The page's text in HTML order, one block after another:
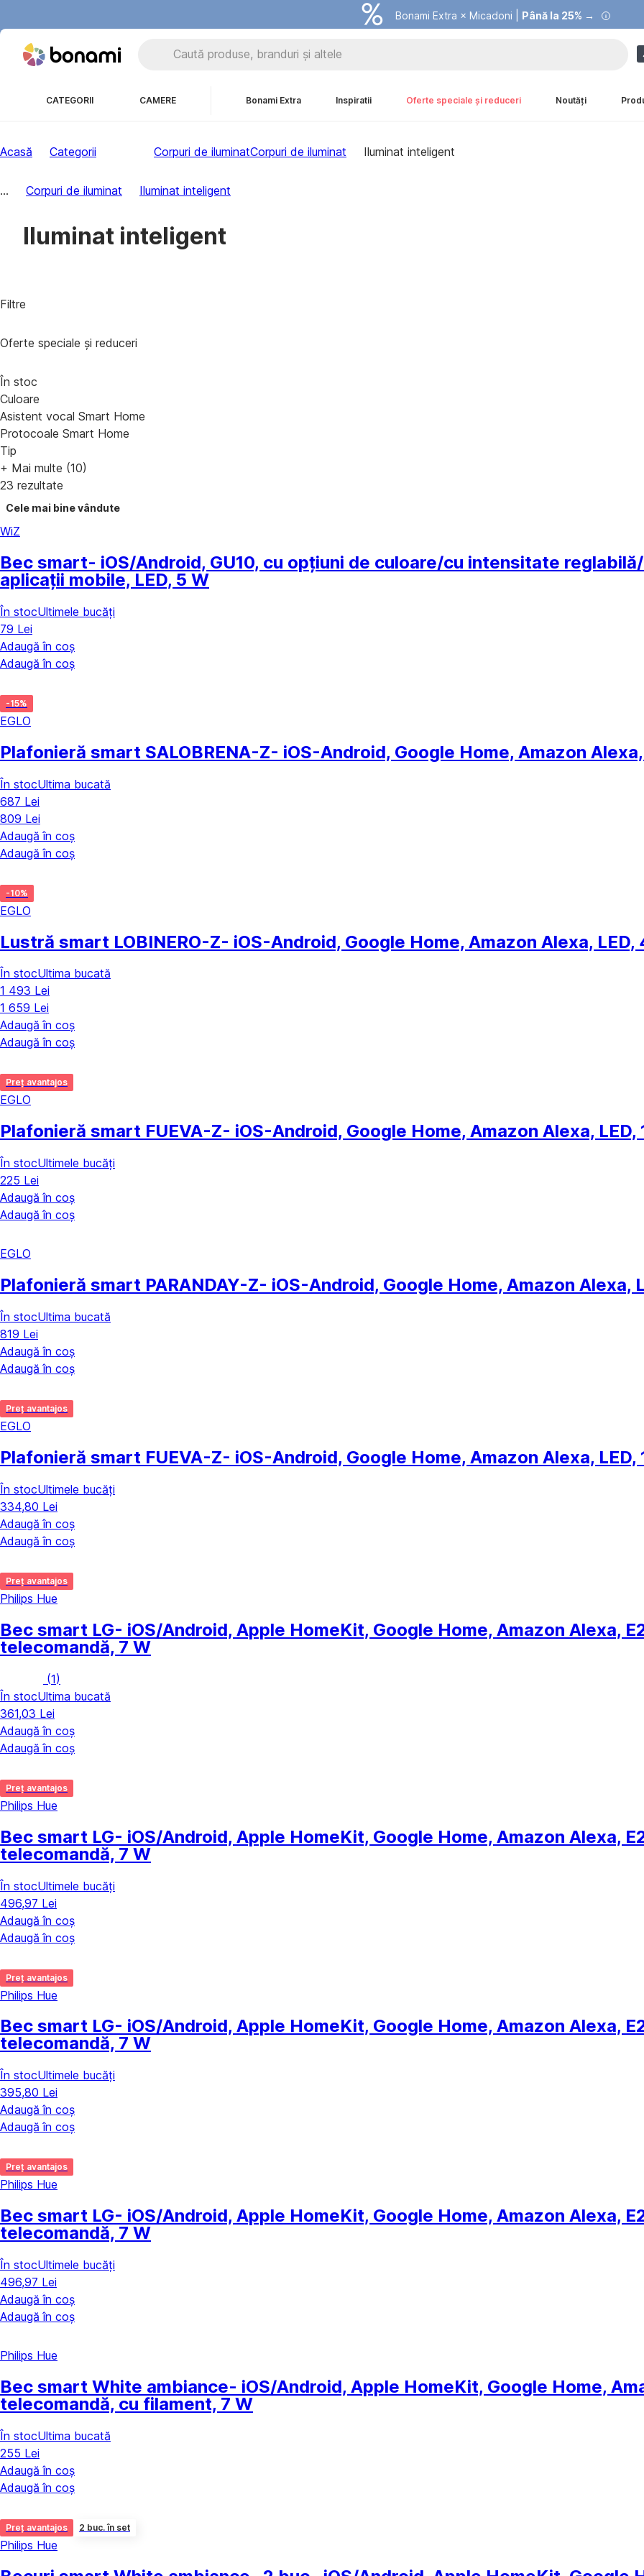
Bonami Extra × Micadoni | Până la 25% →
Summer Sale | Economisești până la 40% →
CATEGORII CAMERE Bonami Extra Inspiratii Oferte speciale și reduceri Noutăți
Acasă Categorii Corpuri de iluminatCorpuri de iluminat Iluminat inteligent
... Corpuri de iluminat Iluminat inteligent
Iluminat inteligent
Filtre
Oferte speciale și reduceri
În stoc
Culoare
Asistent vocal Smart Home
Protocoale Smart Home
Tip
+ Mai multe (10)
23 rezultate
Cele mai bine vândute
WiZ
Bec smart- iOS/Android, GU10, cu opțiuni de culoare/cu intensitate
aplicații mobile, LED, 5 W
În stocUltimele bucăți
79 Lei
Adaugă în coș
Adaugă în coș
-15%
EGLO
Plafonieră smart SALOBRENA-Z- iOS-Android, Google Home, Amazon
În stocUltima bucată
687 Lei
809 Lei
Adaugă în coș
Adaugă în coș
-10%
EGLO
Lustră smart LOBINERO-Z- iOS-Android, Google Home, Amazon Alexa, LED,
În stocUltima bucată
1 493 Lei
1 659 Lei
Adaugă în coș
Adaugă în coș
Preț avantajos
EGLO
Plafonieră smart FUEVA-Z- iOS-Android, Google Home, Amazon Alexa, LED,
În stocUltimele bucăți
225 Lei
Adaugă în coș
Adaugă în coș
EGLO
Plafonieră smart PARANDAY-Z- iOS-Android, Google Home, Amazon Alexa,
În stocUltima bucată
819 Lei
Adaugă în coș
Adaugă în coș
Preț avantajos
EGLO
Plafonieră smart FUEVA-Z- iOS-Android, Google Home, Amazon Alexa, LED,
În stocUltimele bucăți
334,80 Lei
Adaugă în coș
Adaugă în coș
Preț avantajos
Philips Hue
Bec smart LG- iOS/Android, Apple HomeKit, Google Home, Amazon Alexa,
telecomandă, 7 W
(1)
În stocUltima bucată
361,03 Lei
Adaugă în coș
Adaugă în coș
Preț avantajos
Philips Hue
Bec smart LG- iOS/Android, Apple HomeKit, Google Home, Amazon Alexa,
telecomandă, 7 W
În stocUltimele bucăți
496,97 Lei
Adaugă în coș
Adaugă în coș
Preț avantajos
Philips Hue
Bec smart LG- iOS/Android, Apple HomeKit, Google Home, Amazon Alexa,
telecomandă, 7 W
În stocUltimele bucăți
395,80 Lei
Adaugă în coș
Adaugă în coș
Preț avantajos
Philips Hue
Bec smart LG- iOS/Android, Apple HomeKit, Google Home, Amazon Alexa,
telecomandă, 7 W
În stocUltimele bucăți
496,97 Lei
Adaugă în coș
Adaugă în coș
Philips Hue
Bec smart White ambiance- iOS/Android, Apple HomeKit, Google Home,
telecomandă, cu filament, 7 W
În stocUltima bucată
255 Lei
Adaugă în coș
Adaugă în coș
Preț avantajos 2 buc. în set
Philips Hue